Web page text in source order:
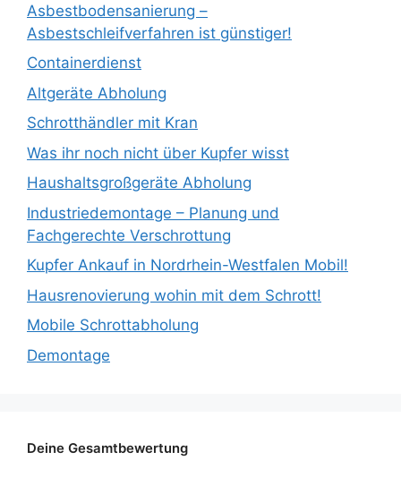
Asbestbodensanierung –
Asbestschleifverfahren ist günstiger!
Containerdienst
Altgeräte Abholung
Schrotthändler mit Kran
Was ihr noch nicht über Kupfer wisst
Haushaltsgroßgeräte Abholung
Industriedemontage – Planung und
Fachgerechte Verschrottung
Kupfer Ankauf in Nordrhein-Westfalen Mobil!
Hausrenovierung wohin mit dem Schrott!
Mobile Schrottabholung
Demontage
Deine Gesamtbewertung